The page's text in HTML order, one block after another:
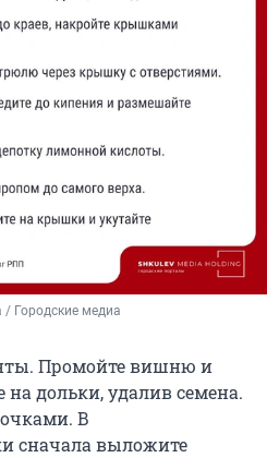
Городские медиа
Промойте вишню и
дольки, удалив семена.
В
сначала выложите